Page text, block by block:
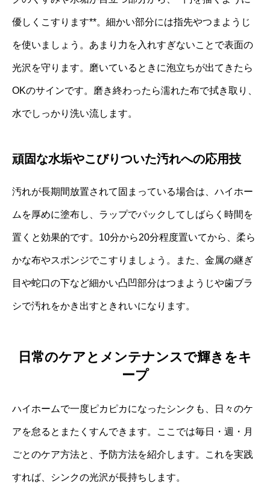
優しくこすります**。細かい部分には指先やつまようじ
を使いましょう。あまり力を入れすぎないことで表面の
光沢を守ります。磨いているときに泡立ちが出てきたら
OKのサインです。磨き終わったら濡れた布で拭き取り、
水でしっかり洗い流します。
頑固な水垢やこびりついた汚れへの応用技
汚れが長期間放置されて固まっている場合は、ハイホー
ムを厚めに塗布し、ラップでパックしてしばらく時間を
置くと効果的です。10分から20分程度置いてから、柔ら
かな布やスポンジでこすりましょう。また、金属の継ぎ
目や蛇口の下など細かい凸凹部分はつまようじや歯ブラ
シで汚れをかき出すときれいになります。
日常のケアとメンテナンスで輝きをキ
ープ
ハイホームで一度ピカピカになったシンクも、日々のケ
アを怠るとまたくすんできます。ここでは毎日・週・月
ごとのケア方法と、予防方法を紹介します。これを実践
すれば、シンクの光沢が長持ちします。